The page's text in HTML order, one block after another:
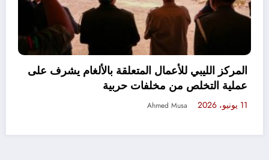
المركز الليبي للأعمال المتعلقة
عملية التخلص من مخلفات حربية
11 يونيو، 2026
الجودة في